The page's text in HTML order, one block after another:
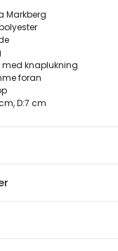
Markberg
knaplukning
foran
D:7 cm